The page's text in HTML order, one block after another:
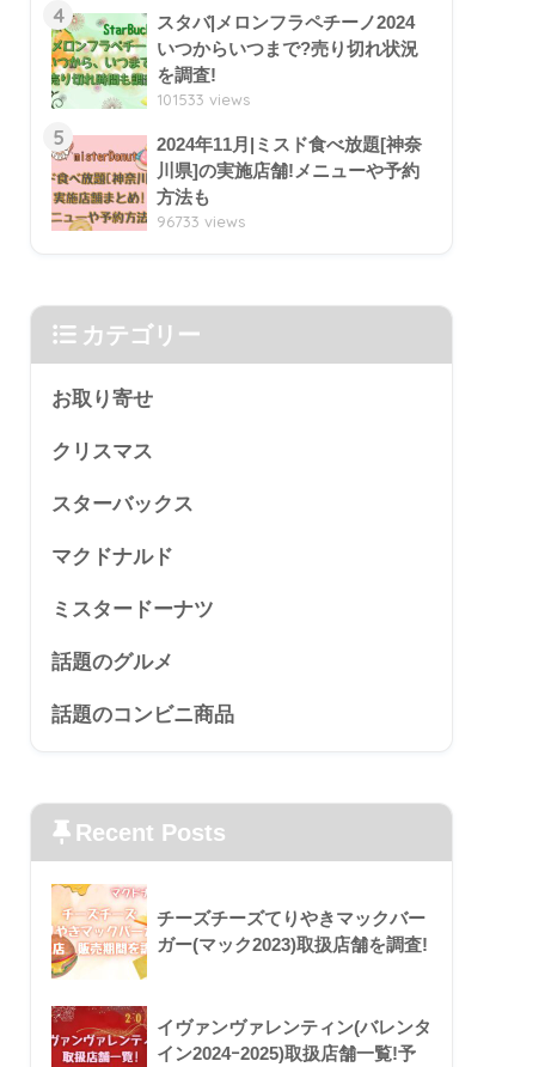
4
スタバ|メロンフラペチーノ2024
いつからいつまで?売り切れ状況
を調査!
101533 views
5
2024年11月|ミスド食べ放題[神奈
川県]の実施店舗!メニューや予約
方法も
96733 views
カテゴリー
お取り寄せ
クリスマス
スターバックス
マクドナルド
ミスタードーナツ
話題のグルメ
話題のコンビニ商品
Recent Posts
チーズチーズてりやきマックバー
ガー(マック2023)取扱店舗を調査!
イヴァンヴァレンティン(バレンタ
イン2024ｰ2025)取扱店舗一覧!予